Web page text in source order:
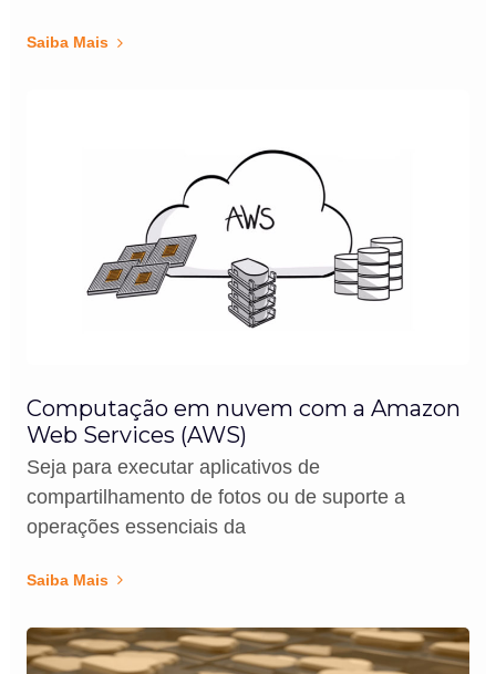
Saiba Mais
Computação em nuvem com a Amazon
Web Services (AWS)
Seja para executar aplicativos de
compartilhamento de fotos ou de suporte a
operações essenciais da
Saiba Mais